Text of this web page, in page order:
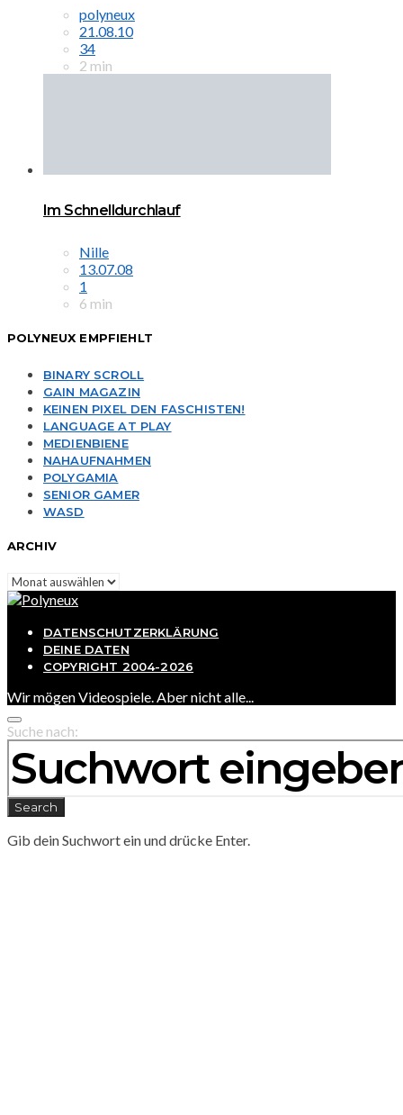
polyneux
21.08.10
34
2 min
Im Schnelldurchlauf
Nille
13.07.08
1
6 min
POLYNEUX EMPFIEHLT
BINARY SCROLL
GAIN MAGAZIN
KEINEN PIXEL DEN FASCHISTEN!
LANGUAGE AT PLAY
MEDIENBIENE
NAHAUFNAHMEN
POLYGAMIA
SENIOR GAMER
WASD
ARCHIV
Archiv
DATENSCHUTZERKLÄRUNG
DEINE DATEN
COPYRIGHT 2004-2026
Wir mögen Videospiele. Aber nicht alle...
Suche nach:
Search
Gib dein Suchwort ein und drücke Enter.